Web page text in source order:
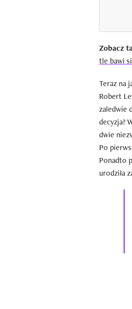
Zobacz
tle bawi
Teraz na
Robert
zaledwie
decyzja?
dwie
Po
Ponadto
urodziła